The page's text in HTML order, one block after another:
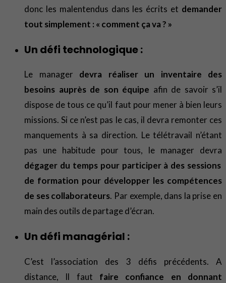
donc les malentendus dans les écrits et demander
tout simplement : « comment ça va ? »
Un défi technologique :
Le manager devra réaliser un inventaire des
besoins auprès de son équipe afin de savoir s’il
dispose de tous ce qu’il faut pour mener à bien leurs
missions. Si ce n’est pas le cas, il devra remonter ces
manquements à sa direction. Le télétravail n’étant
pas une habitude pour tous, le manager devra
dégager du temps pour participer à des sessions
de formation pour développer les compétences
de ses collaborateurs. Par exemple, dans la prise en
main des outils de partage d’écran.
Un défi managérial :
C’est l’association des 3 défis précédents. A
distance, Il faut faire confiance en donnant